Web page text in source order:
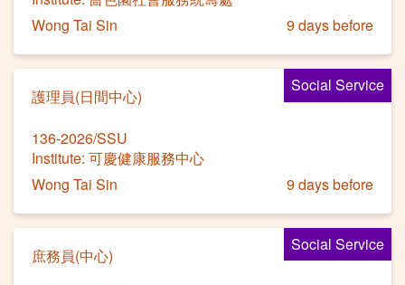
Wong Tai Sin
9 days before
Social Service
護理員(日間中心)
136-2026/SSU
Institute: 可慶健康服務中心
Wong Tai Sin
9 days before
Social Service
庶務員(中心)